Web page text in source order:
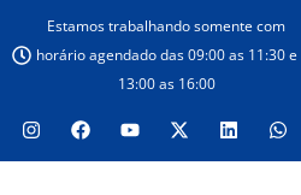
Estamos trabalhando somente com
horário agendado das 09:00 as 11:30 e
13:00 as 16:00